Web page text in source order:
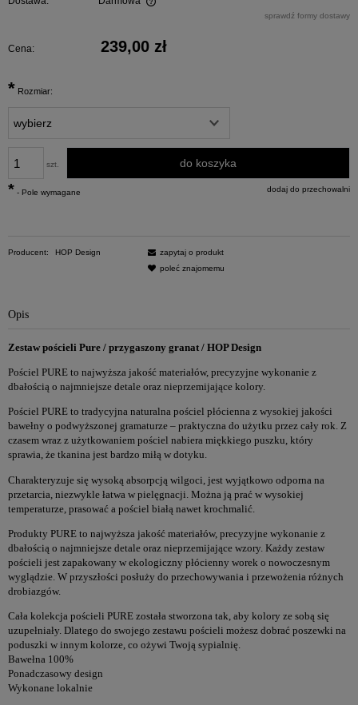
sprawdź formy dostawy
Cena: 239,00 zł
* Rozmiar:
szt. do koszyka
dodaj do przechowalni
* - Pole wymagane
Producent: HOP Design
zapytaj o produkt
poleć znajomemu
Opis
Zestaw pościeli Pure / przygaszony granat / HOP Design
Pościel PURE to najwyższa jakość materiałów, precyzyjne wykonanie z
dbałością o najmniejsze detale oraz nieprzemijające kolory.
Pościel PURE to tradycyjna naturalna pościel płócienna z wysokiej jakości
bawełny o podwyższonej gramaturze – praktyczna do użytku przez cały rok. Z
czasem wraz z użytkowaniem pościel nabiera miękkiego puszku, który
sprawia, że tkanina jest bardzo miłą w dotyku.
Charakteryzuje się wysoką absorpcją wilgoci, jest wyjątkowo odporna na
przetarcia, niezwykle łatwa w pielęgnacji. Można ją prać w wysokiej
temperaturze, prasować a pościel białą nawet krochmalić.
Produkty PURE to najwyższa jakość materiałów, precyzyjne wykonanie z
dbałością o najmniejsze detale oraz nieprzemijające wzory. Każdy zestaw
pościeli jest zapakowany w ekologiczny płócienny worek o nowoczesnym
wyglądzie. W przyszłości posłuży do przechowywania i przewożenia różnych
drobiazgów.
Cała kolekcja pościeli PURE została stworzona tak, aby kolory ze sobą się
uzupełniały. Dlatego do swojego zestawu pościeli możesz dobrać poszewki na
poduszki w innym kolorze, co ożywi Twoją sypialnię.
Bawełna 100%
Ponadczasowy design
Wykonane lokalnie